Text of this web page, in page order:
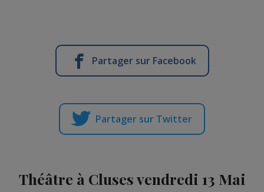
Partager sur Facebook
Partager sur Twitter
Théâtre à Cluses vendredi 13 Mai